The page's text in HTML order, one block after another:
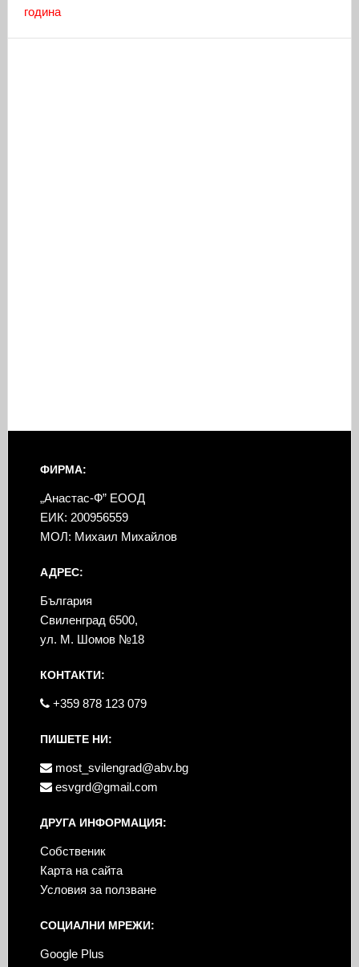
година
ФИРМА:
„Анастас-Ф” ЕООД
ЕИК: 200956559
МОЛ: Михаил Михайлов
АДРЕС:
България
Свиленград 6500,
ул. М. Шомов №18
КОНТАКТИ:
+359 878 123 079
ПИШЕТЕ НИ:
most_svilengrad@abv.bg
esvgrd@gmail.com
ДРУГА ИНФОРМАЦИЯ:
Собственик
Карта на сайта
Условия за ползване
СОЦИАЛНИ МРЕЖИ:
Google Plus